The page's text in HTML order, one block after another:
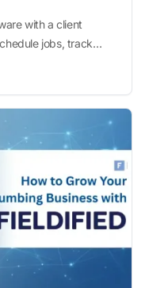
with a client
jobs, track